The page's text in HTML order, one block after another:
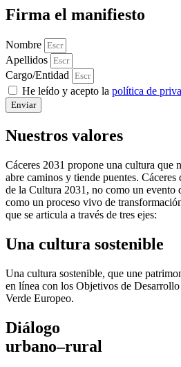
Firma el manifiesto
Nombre
Apellidos
Cargo/Entidad
He leído y acepto la política de
Enviar
Nuestros valores
Cáceres 2031 propone una cultura que
abre caminos y tiende puentes.
de la Cultura 2031, no como un evento
como un proceso vivo de
que se articula a través de tres ejes:
Una cultura sostenible
Una cultura sostenible, que une
en línea con los Objetivos de
Verde Europeo.
Diálogo
urbano–rural